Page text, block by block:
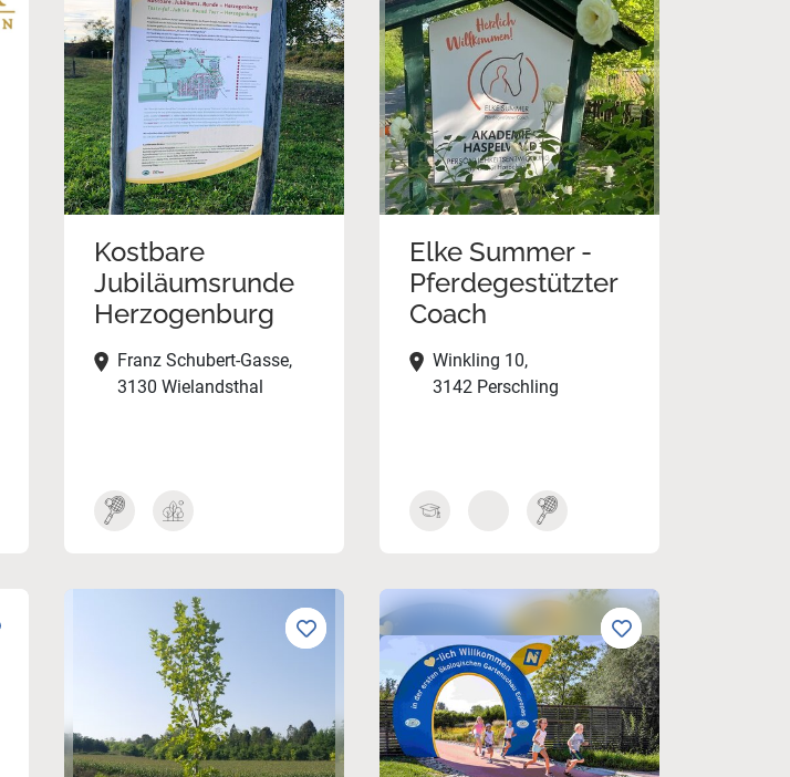
Kostbare
Jubiläumsrunde
Herzogenburg
Franz Schubert-Gasse,
3130 Wielandsthal
Elke Summer -
Pferdegestützter
Coach
Winkling 10,
3142 Perschling